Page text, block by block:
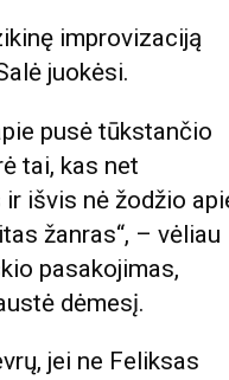
improvizaciją
juokėsi.
pusė tūkstančio
tai, kas net
išvis nė žodžio
žanras“, – vėliau
pasakojimas,
dėmesį.
jei ne Feliksas